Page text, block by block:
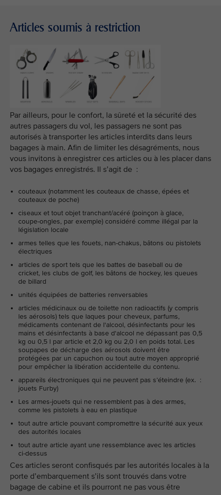
Articles soumis à restriction
Par ailleurs, pour le confort, la sûreté et la sécurité des
autres passagers du vol, les passagers ne sont pas
autorisés à transporter les articles interdits dans leurs
bagages à main. Afin de limiter les désagréments, nous
vous invitons à enregistrer ces articles ou à les placer dans
vos bagages enregistrés. Il s’agit de :
couteaux (notamment les couteaux de chasse, épées et
couteaux de poche)
ciseaux et tout objet tranchant/acéré (poinçon à glace,
coupe-ongles, par exemple) considéré comme illégal par la
législation locale
armes telles que les fouets, nan-chakus, bâtons ou pistolets
électriques
articles de sport tels que les battes de baseball ou de
cricket, les clubs de golf, les bâtons de hockey, les queues
de billard
unités équipées de batteries renversables
articles médicinaux ou de toilette non radioactifs (y compris
les aérosols) tels que laques pour cheveux, parfums,
médicaments contenant de l'alcool, désinfectants pour les
mains et désinfectants à base d'alcool ne dépassant pas 0,5
kg ou 0,5 l par article et 2,0 kg ou 2,0 l en poids total. Les
soupapes de décharge des aérosols doivent être
protégées par un capuchon ou tout autre moyen approprié
pour empêcher la libération accidentelle du contenu.
appareils électroniques qui ne peuvent pas s’éteindre (ex. :
jouets Furby)
Les armes-jouets qui ne ressemblent pas à des armes,
comme les pistolets à eau en plastique
tout autre article pouvant compromettre la sécurité aux yeux
des autorités locales
tout autre article ayant une ressemblance avec les articles
ci-dessus
Ces articles seront confisqués par les autorités locales à la
porte d’embarquement s’ils sont trouvés dans votre
bagage de cabine et ils pourront ne pas vous être